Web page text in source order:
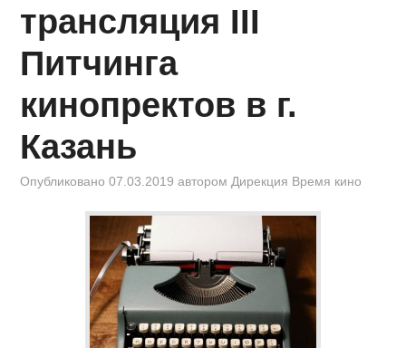
трансляция III
Питчинга
кинопректов в г.
Казань
Опубликовано07.03.2019 автором Дирекция Время кино